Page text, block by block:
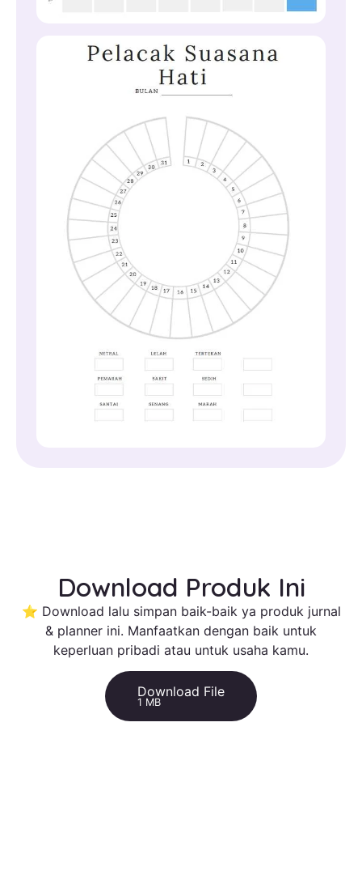
Download Produk Ini
⭐ Download lalu simpan baik-baik ya produk jurnal
& planner ini. Manfaatkan dengan baik untuk
keperluan pribadi atau untuk usaha kamu.
Download File
1 MB